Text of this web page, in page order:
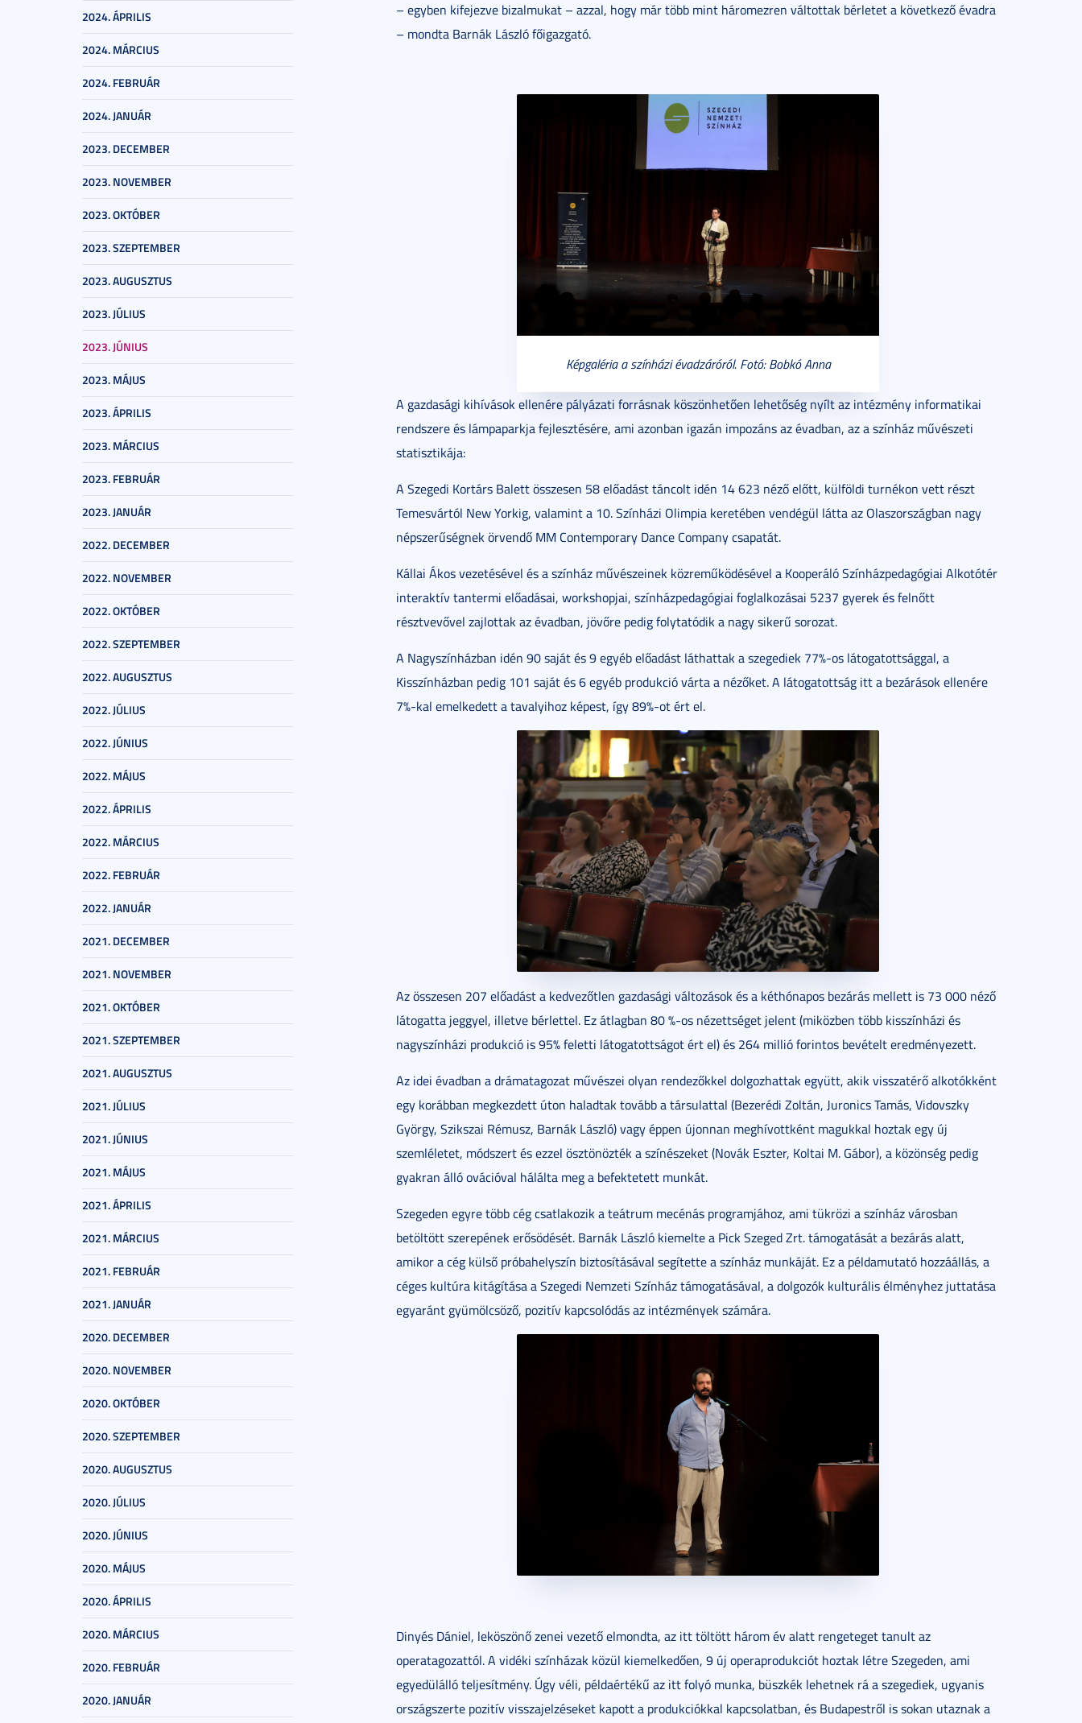
2024. ÁPRILIS
2024. MÁRCIUS
2024. FEBRUÁR
2024. JANUÁR
2023. DECEMBER
2023. NOVEMBER
2023. OKTÓBER
2023. SZEPTEMBER
2023. AUGUSZTUS
2023. JÚLIUS
2023. JÚNIUS
2023. MÁJUS
2023. ÁPRILIS
2023. MÁRCIUS
2023. FEBRUÁR
2023. JANUÁR
2022. DECEMBER
2022. NOVEMBER
2022. OKTÓBER
2022. SZEPTEMBER
2022. AUGUSZTUS
2022. JÚLIUS
2022. JÚNIUS
2022. MÁJUS
2022. ÁPRILIS
2022. MÁRCIUS
2022. FEBRUÁR
2022. JANUÁR
2021. DECEMBER
2021. NOVEMBER
2021. OKTÓBER
2021. SZEPTEMBER
2021. AUGUSZTUS
2021. JÚLIUS
2021. JÚNIUS
2021. MÁJUS
2021. ÁPRILIS
2021. MÁRCIUS
2021. FEBRUÁR
2021. JANUÁR
2020. DECEMBER
2020. NOVEMBER
2020. OKTÓBER
2020. SZEPTEMBER
2020. AUGUSZTUS
2020. JÚLIUS
2020. JÚNIUS
2020. MÁJUS
2020. ÁPRILIS
2020. MÁRCIUS
2020. FEBRUÁR
2020. JANUÁR
– egyben kifejezve bizalmukat – azzal, hogy már több mint háromezren váltottak bérletet a következő évadra
– mondta Barnák László főigazgató.
Képgaléria a színházi évadzáróról. Fotó: Bobkó Anna
A gazdasági kihívások ellenére pályázati forrásnak köszönhetően lehetőség nyílt az intézmény informatikai
rendszere és lámpaparkja fejlesztésére, ami azonban igazán impozáns az évadban, az a színház művészeti
statisztikája:
A Szegedi Kortárs Balett összesen 58 előadást táncolt idén 14 623 néző előtt, külföldi turnékon vett részt
Temesvártól New Yorkig, valamint a 10. Színházi Olimpia keretében vendégül látta az Olaszországban nagy
népszerűségnek örvendő MM Contemporary Dance Company csapatát.
Kállai Ákos vezetésével és a színház művészeinek közreműködésével a Kooperáló Színházpedagógiai Alkotótér
interaktív tantermi előadásai, workshopjai, színházpedagógiai foglalkozásai 5237 gyerek és felnőtt
résztvevővel zajlottak az évadban, jövőre pedig folytatódik a nagy sikerű sorozat.
A Nagyszínházban idén 90 saját és 9 egyéb előadást láthattak a szegediek 77%-os látogatottsággal, a
Kisszínházban pedig 101 saját és 6 egyéb produkció várta a nézőket. A látogatottság itt a bezárások ellenére
7%-kal emelkedett a tavalyihoz képest, így 89%-ot ért el.
Az összesen 207 előadást a kedvezőtlen gazdasági változások és a kéthónapos bezárás mellett is 73 000 néző
látogatta jeggyel, illetve bérlettel. Ez átlagban 80 %-os nézettséget jelent (miközben több kisszínházi és
nagyszínházi produkció is 95% feletti látogatottságot ért el) és 264 millió forintos bevételt eredményezett.
Az idei évadban a drámatagozat művészei olyan rendezőkkel dolgozhattak együtt, akik visszatérő alkotókként
egy korábban megkezdett úton haladtak tovább a társulattal (Bezerédi Zoltán, Juronics Tamás, Vidovszky
György, Szikszai Rémusz, Barnák László) vagy éppen újonnan meghívottként magukkal hoztak egy új
szemléletet, módszert és ezzel ösztönözték a színészeket (Novák Eszter, Koltai M. Gábor), a közönség pedig
gyakran álló ovációval hálálta meg a befektetett munkát.
Szegeden egyre több cég csatlakozik a teátrum mecénás programjához, ami tükrözi a színház városban
betöltött szerepének erősödését. Barnák László kiemelte a Pick Szeged Zrt. támogatását a bezárás alatt,
amikor a cég külső próbahelyszín biztosításával segítette a színház munkáját. Ez a példamutató hozzáállás, a
céges kultúra kitágítása a Szegedi Nemzeti Színház támogatásával, a dolgozók kulturális élményhez juttatása
egyaránt gyümölcsöző, pozitív kapcsolódás az intézmények számára.
Dinyés Dániel, leköszönő zenei vezető elmondta, az itt töltött három év alatt rengeteget tanult az
operatagozattól. A vidéki színházak közül kiemelkedően, 9 új operaprodukciót hoztak létre Szegeden, ami
egyedülálló teljesítmény. Úgy véli, példaértékű az itt folyó munka, büszkék lehetnek rá a szegediek, ugyanis
országszerte pozitív visszajelzéseket kapott a produkciókkal kapcsolatban, és Budapestről is sokan utaznak a